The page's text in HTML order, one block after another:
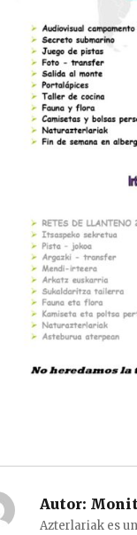
Autor:
Azterlariak es